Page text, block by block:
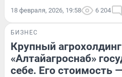
18 февраля, 2026, 19:58 6 204
БИЗНЕС
Крупный агрохолдинг
«Алтайагроснаб»
себе. Его стоимость